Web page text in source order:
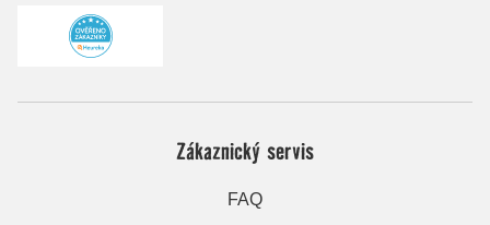
Zákaznický servis
FAQ